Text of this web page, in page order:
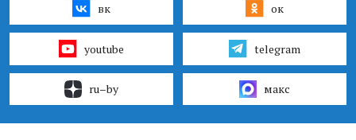
вк ок
youtube telegram
ru–by макс